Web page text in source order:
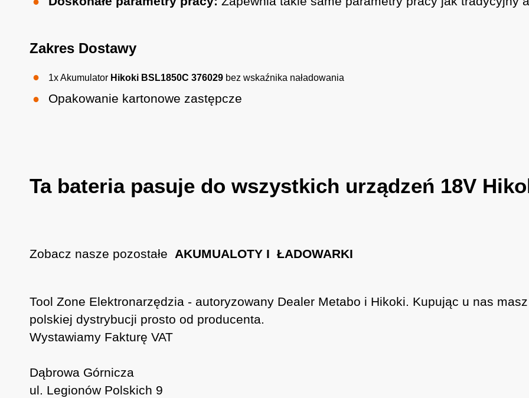
Zakres Dostawy
1xAkumulator Hikoki BSL1850C 376029 bez wskaźnika naładowania
Opakowanie kartonowe zastępcze
Ta bateria pasuje do wszystkich urządzeń 18V
Zobacz nasze pozostałe AKUMUALOTY I ŁADOWARKI
Tool Zone Elektronarzędzia - autoryzowany Dealer Metabo i Hikoki. Kupując u nas
polskiej dystrybucji prosto od producenta.
Wystawiamy Fakturę VAT
Dąbrowa Górnicza
ul. Legionów Polskich 9